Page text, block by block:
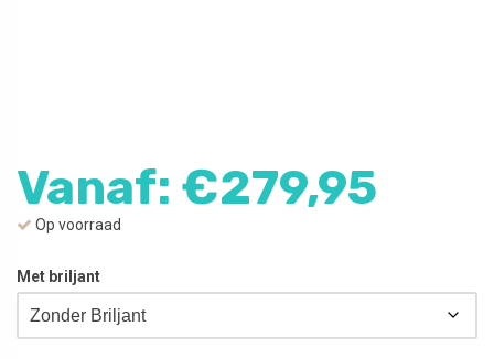
Vanaf: €279,95
Op voorraad
Met briljant